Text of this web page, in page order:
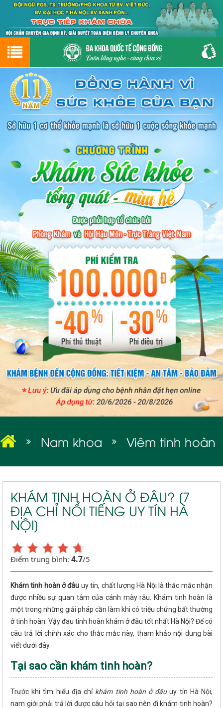
Hotline0243.9656.999tư vấn miễn phí
GIỚI THIỆU
GIỚI THIỆU VỀ PHÒNG KHÁM
CƠ SỞ VẬT CHẤT
ĐẶT HẸN LỊCH KHÁM
ĐƯỜNG TỚI PHÒNG KHÁM
PHỤ KHOA
BỆNH HẬU MÔN
BỆNH XÃ HỘI
Nam khoa Viêm tinh hoàn
KHÁM TINH HOÀN Ở ĐÂU? [7
ĐỊA CHỈ NỔI TIẾNG UY TÍN HÀ
NỘI]
Điểm trung bình: 4.7/5
Khám tinh hoàn ở đâu uy tín, chất lượng Hà Nội là thắc mắc nhận
được nhiều sự quan tâm của cánh mày râu. Khám tinh hoàn là
một trong những giải pháp cần làm khi có triệu chứng bất thường
ở tinh hoàn. Vậy đau tinh hoàn khám ở đâu tốt nhất Hà Nội? Để có
câu trả lời chính xác cho thắc mắc này, tham khảo nội dung bài
viết dưới đây.
Tại sao cần khám tinh hoàn?
Trước khi tìm hiểu địa chỉ khám tinh hoàn ở đâuuy tín Hà Nội,
nam giới phải trả lời được câu hỏi tại sao nên đi khám tinh hoàn?